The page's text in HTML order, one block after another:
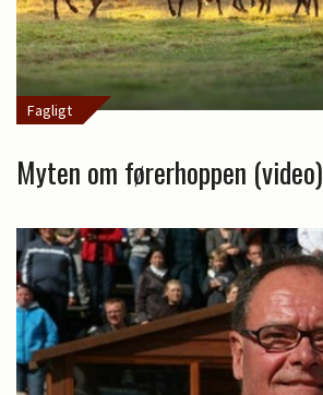
Fagligt
Myten om førerhoppen (video)